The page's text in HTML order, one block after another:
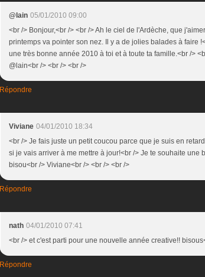
@lain 05/01/2010 09:00
<br /> Bonjour,<br /> <br /> Ah le ciel de l'Ardèche, que
printemps va pointer son nez. Il y a de jolies balades à faire
une très bonne année 2010 à toi et à toute ta famille.<br />
@lain<br /> <br /> <br />
Répondre
Viviane 04/01/2010 18:34
<br /> Je fais juste un petit coucou parce que je suis en
si je vais arriver à me mettre à jour!<br /> Je te souhaite une
bisou<br /> Viviane<br /> <br /> <br />
Répondre
nath 04/01/2010 07:41
<br /> et c'est parti pour une nouvelle année creative!!
Répondre